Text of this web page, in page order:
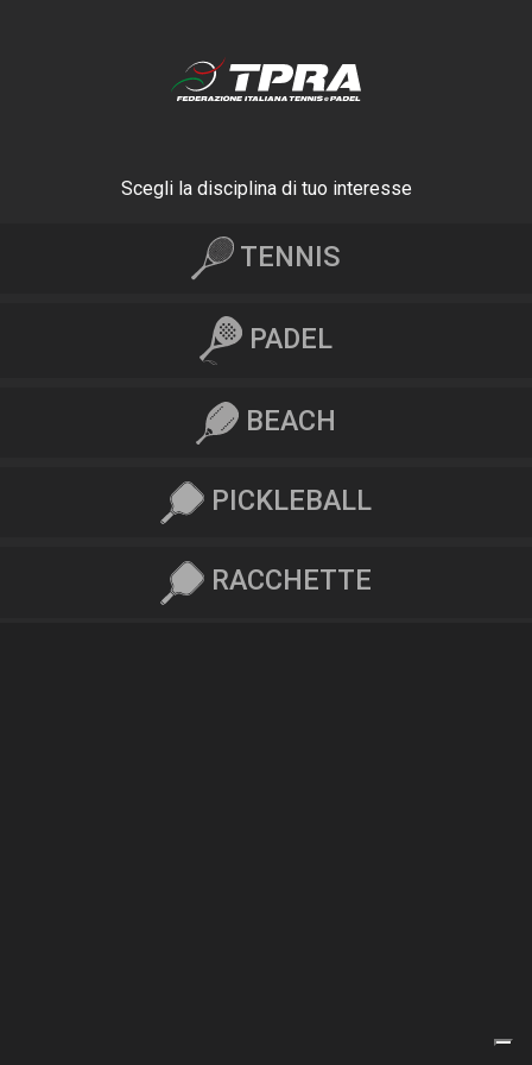
Scegli la disciplina di tuo interesse
TENNIS
PADEL
BEACH
PICKLEBALL
RACCHETTE